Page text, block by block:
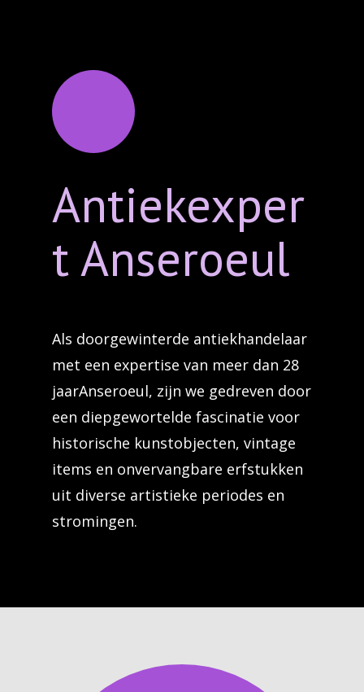
Antiekexper
t Anseroeul
Als doorgewinterde antiekhandelaar
met een expertise van meer dan 28
jaarAnseroeul, zijn we gedreven door
een diepgewortelde fascinatie voor
historische kunstobjecten, vintage
items en onvervangbare erfstukken
uit diverse artistieke periodes en
stromingen.